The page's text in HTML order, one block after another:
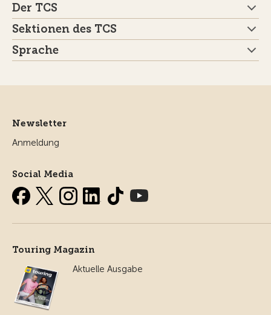
Der TCS
Sektionen des TCS
Sprache
Newsletter
Anmeldung
Social Media
Touring Magazin
Aktuelle Ausgabe